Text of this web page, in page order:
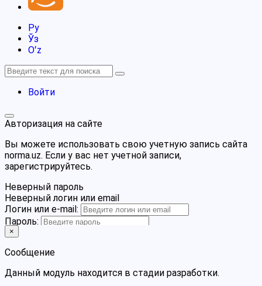
Ру
Ўз
Oʻz
Войти
Авторизация на сайте
Вы можете использовать свою учетную запись сайта
norma.uz. Если у вас нет учетной записи,
зарегистрируйтесь.
Неверный пароль
Неверный логин или email
Логин или e-mail:
Пароль:
Забыли пароль?
Запомнить меня
или войдите через:
×
Сообщение
Данный модуль находится в стадии разработки.